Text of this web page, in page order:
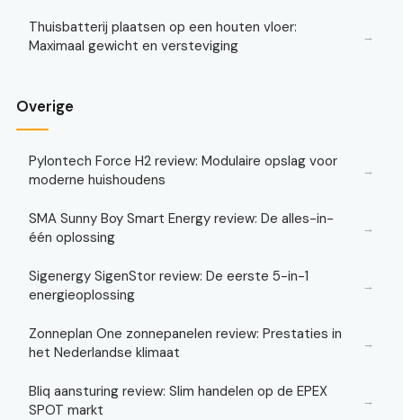
Thuisbatterij plaatsen op een houten vloer:
Maximaal gewicht en versteviging
→
Overige
Pylontech Force H2 review: Modulaire opslag voor
moderne huishoudens
→
SMA Sunny Boy Smart Energy review: De alles-in-
één oplossing
→
Sigenergy SigenStor review: De eerste 5-in-1
energieoplossing
→
Zonneplan One zonnepanelen review: Prestaties in
het Nederlandse klimaat
→
Bliq aansturing review: Slim handelen op de EPEX
SPOT markt
→